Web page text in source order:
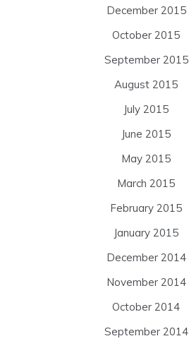
December 2015
October 2015
September 2015
August 2015
July 2015
June 2015
May 2015
March 2015
February 2015
January 2015
December 2014
November 2014
October 2014
September 2014